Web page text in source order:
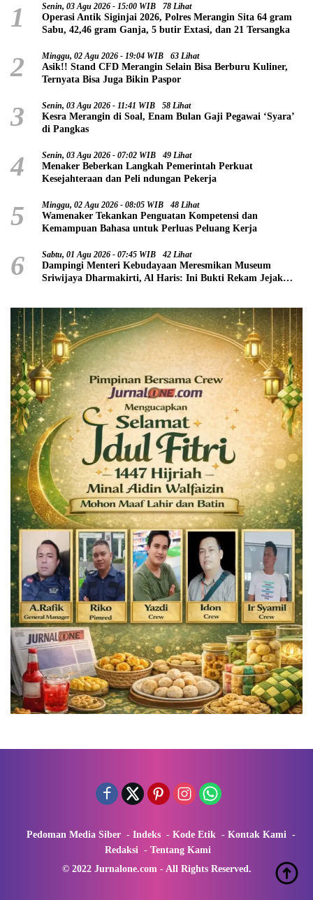
1 Senin, 03 Agu 2026 - 15:00 WIB 78 Lihat
Operasi Antik Siginjai 2026, Polres Merangin Sita 64 gram
Sabu, 42,46 gram Ganja, 5 butir Extasi, dan 21 Tersangka
2 Minggu, 02 Agu 2026 - 19:04 WIB 63 Lihat
Asik!! Stand CFD Merangin Selain Bisa Berburu Kuliner,
Ternyata Bisa Juga Bikin Paspor
3 Senin, 03 Agu 2026 - 11:41 WIB 58 Lihat
Kesra Merangin di Soal, Enam Bulan Gaji Pegawai ‘Syara’
di Pangkas
4 Senin, 03 Agu 2026 - 07:02 WIB 49 Lihat
Menaker Beberkan Langkah Pemerintah Perkuat
Kesejahteraan dan Peli ndungan Pekerja
5 Minggu, 02 Agu 2026 - 08:05 WIB 48 Lihat
Wamenaker Tekankan Penguatan Kompetensi dan
Kemampuan Bahasa untuk Perluas Peluang Kerja
6 Sabtu, 01 Agu 2026 - 07:45 WIB 42 Lihat
Dampingi Menteri Kebudayaan Meresmikan Museum
Sriwijaya Dharmakirti, Al Haris: Ini Bukti Rekam Jejak
Pedoman Media Siber Indeks Kode Etik
Kontak Kami
Redaksi
Tentang Kami
© 2022 Jurnalone.com - All Rights Reserved.